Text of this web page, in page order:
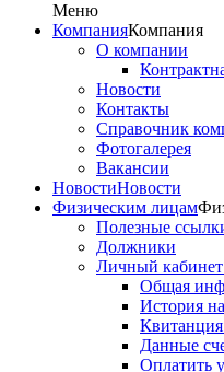
Меню
КомпанияКомпания
О компании
Новости
Контакты
Справочник
Фотогалерея
Вакансии
НовостиНовости
Физическим лицам
Полезные
Должники
Личный кабинет
Общая
История
Данные
Оплатить